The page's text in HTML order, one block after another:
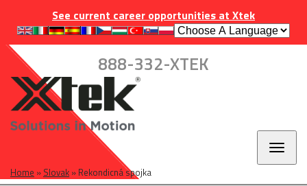
main
navigation
main
content
footer
See current career opportunities at Xtek
888-332-XTEK
EUROPE CONTACT
Home » Slovak » Rekondicná spojka